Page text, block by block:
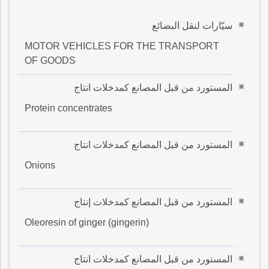
سيّارات لنقل البضائع
MOTOR VEHICLES FOR THE TRANSPORT
OF GOODS
المستورد من قبل المصانع كمدخلات انتاج
Protein concentrates
المستورد من قبل المصانع كمدخلات انتاج
Onions
المستورد من قبل المصانع كمدخلات إنتاج
Oleoresin of ginger (gingerin)
المستورد من قبل المصانع كمدخلات انتاج